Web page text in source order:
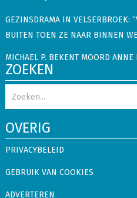
GEZINSDRAMA IN VELSERBROEK:
BUITEN TOEN ZE NAAR BINNEN
MICHAEL P. BEKENT MOORD ANNE
ZOEKEN
OVERIG
PRIVACYBELEID
GEBRUIK VAN COOKIES
ADVERTEREN